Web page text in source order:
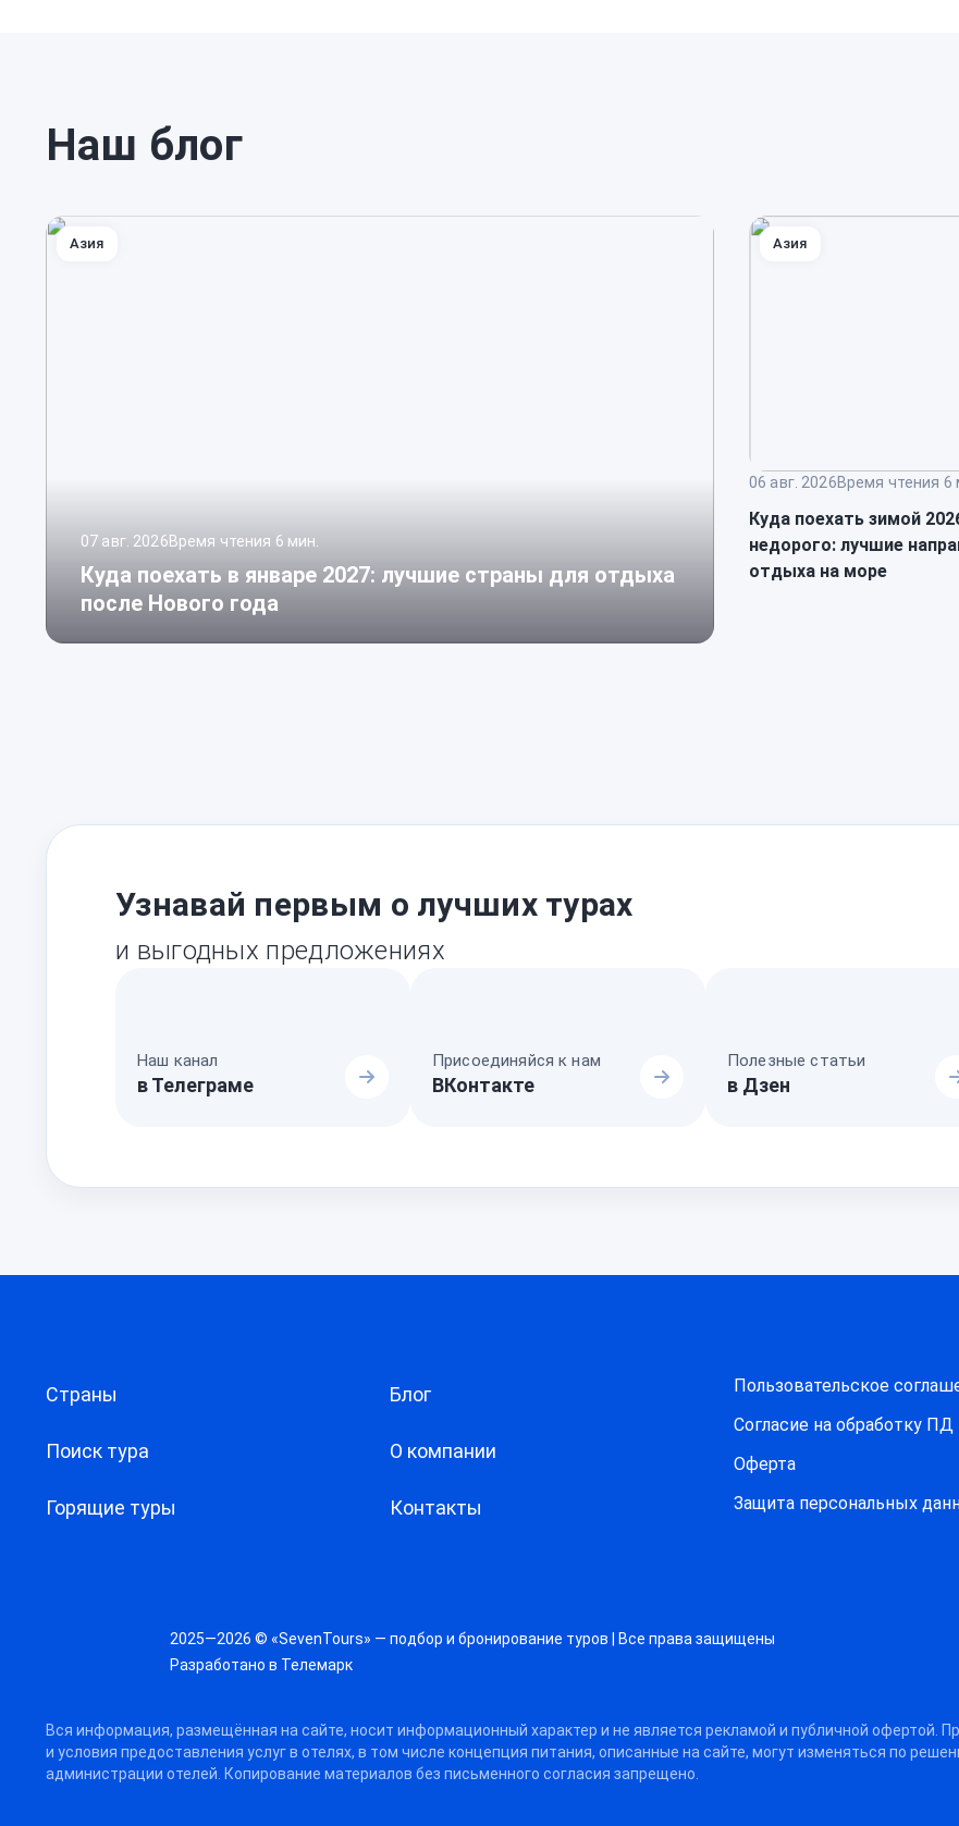
Наш блог
07 авг. 2026Время чтения 6 мин.
Куда поехать в январе 2027: лучшие страны для отдыха
после Нового года
Азия
06 авг. 2026Время чтения 6
Куда поехать зимой
недорого: лучшие
отдыха на море
Азия
Узнавай первым о лучших турах
и выгодных предложениях
Наш канал
в Телеграме
Присоединяйся к нам
ВКонтакте
Полезные статьи
в Дзен
Страны
Поиск тура
Горящие туры
Блог
О компании
Контакты
Пользовательское
Согласие на обработку ПД
Оферта
Защитa персональных
2025—2026 © «SevenTours» — подбор и бронирование туров | Все права защищены
Разработано в Телемарк
Вся информация, размещённая на сайте, носит информационный характер и не является рекламой и публичной офертой.
и условия предоставления услуг в отелях, в том числе концепция питания, описанные на сайте, могут изменяться по
администрации отелей. Копирование материалов без письменного согласия запрещено.